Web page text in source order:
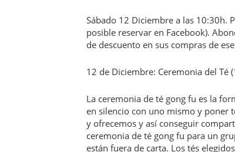
Sábado 12 Diciembre a las 10:30h.
posible reservar en Facebook).
de descuento en sus compras de
12 de Diciembre: Ceremonia del Té
La ceremonia de té gong fu es la
en silencio con uno mismo y poner
y ofrecemos y así conseguir
ceremonia de té gong fu para un
están fuera de carta. Los tés